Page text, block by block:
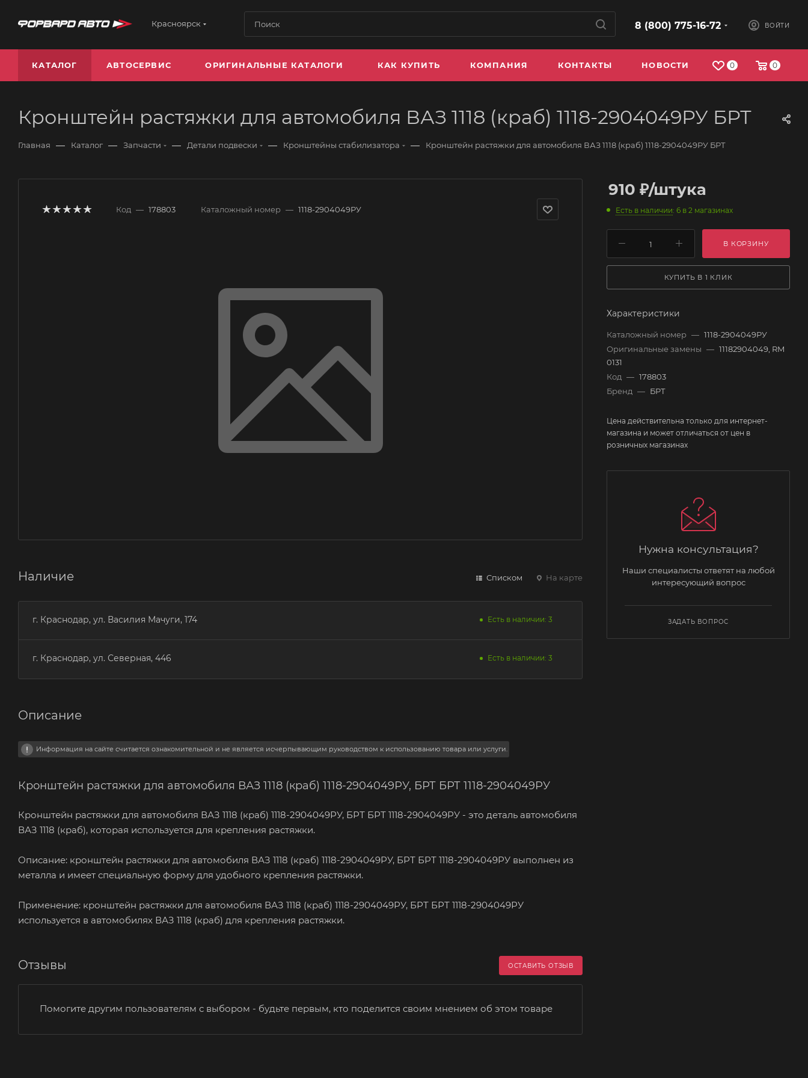
Красноярск 8 (800) 775-16-72 ВОЙТИ
0 0
КАТАЛОГ АВТОСЕРВИС ОРИГИНАЛЬНЫЕ КАТАЛОГИ КАК КУПИТЬ КОМПАНИЯ КОНТАКТЫ НОВОСТИ
Кронштейн растяжки для автомобиля ВАЗ 1118 (краб) 1118-2904049РУ БРТ
Главная — Каталог — Запчасти — Детали подвески — Кронштейны стабилизатора — Кронштейн растяжки для автомобиля ВАЗ 1118 (краб) 1118-2904049РУ БРТ
Код — 178803 Каталожный номер — 1118-2904049РУ
Наличие Списком На карте
г. Краснодар, ул. Василия Мачуги, 174 Есть в наличии: 3
г. Краснодар, ул. Северная, 446 Есть в наличии: 3
Описание
Информация на сайте считается ознакомительной и не является исчерпывающим руководством к использованию товара или услуги.
Кронштейн растяжки для автомобиля ВАЗ 1118 (краб) 1118-2904049РУ, БРТ БРТ 1118-2904049РУ
Кронштейн растяжки для автомобиля ВАЗ 1118 (краб) 1118-2904049РУ, БРТ БРТ 1118-2904049РУ - это деталь автомобиля
ВАЗ 1118 (краб), которая используется для крепления растяжки.
Описание: кронштейн растяжки для автомобиля ВАЗ 1118 (краб) 1118-2904049РУ, БРТ БРТ 1118-2904049РУ выполнен из
металла и имеет специальную форму для удобного крепления растяжки.
Применение: кронштейн растяжки для автомобиля ВАЗ 1118 (краб) 1118-2904049РУ, БРТ БРТ 1118-2904049РУ
используется в автомобилях ВАЗ 1118 (краб) для крепления растяжки.
Отзывы ОСТАВИТЬ ОТЗЫВ
Помогите другим пользователям с выбором - будьте первым, кто поделится своим мнением об этом товаре
910 ₽/штука
Есть в наличии: 6 в 2 магазинах
В КОРЗИНУ
КУПИТЬ В 1 КЛИК
Характеристики
Каталожный номер — 1118-2904049РУ
Оригинальные замены — 11182904049, RM
0131
Код — 178803
Бренд — БРТ
Цена действительна только для интернет-
магазина и может отличаться от цен в
розничных магазинах
Нужна консультация?
Наши специалисты ответят на любой
интересующий вопрос
ЗАДАТЬ ВОПРОС